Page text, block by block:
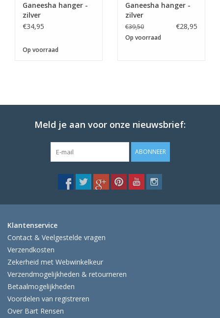
Ganeesha hanger -
zilver
€34,95
Op voorraad
Ganeesha hanger -
zilver
€39,50 €28,95
Op voorraad
Meld je aan voor onze nieuwsbrief:
ABONNEER
Klantenservice
Contact & Veelgestelde vragen
Verzendkosten
Zekerheid met Webwinkelkeur
Verzendmogelijkheden & retourneren
Betaalmogelijkheden
Voordelen van registreren
Over Bart Rensen
De eerstvolgende
verzenddatum is woensdag 12
Ik ben afwezig t/m 10 augustus.
De vermelding: -verzending op iedere dinsdag-